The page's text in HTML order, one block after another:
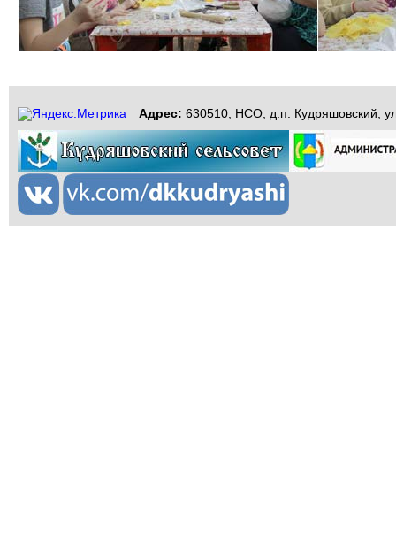
Адрес: 630510, НСО, д.п. Кудряшовский,